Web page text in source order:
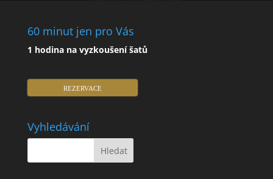
60 minut jen pro Vás
1 hodina na vyzkoušení šatů
REZERVACE
Vyhledávání